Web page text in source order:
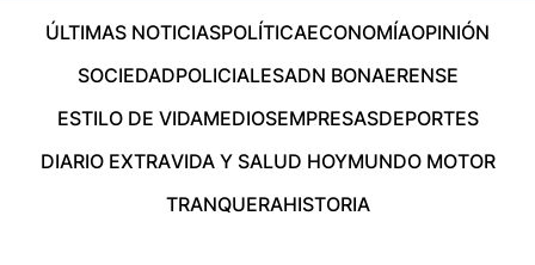
ÚLTIMAS NOTICIASPOLÍTICAECONOMÍAOPINIÓN
SOCIEDADPOLICIALESADN BONAERENSE
ESTILO DE VIDAMEDIOSEMPRESASDEPORTES
DIARIO EXTRAVIDA Y SALUD HOYMUNDO MOTOR
TRANQUERAHISTORIA